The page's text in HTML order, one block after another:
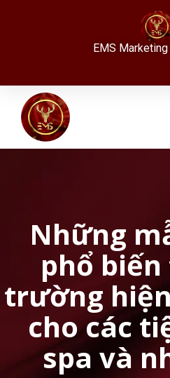
EMS
Những
phổ
trường
cho các
spa và